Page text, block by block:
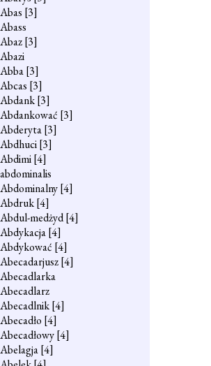
Abas [3]
Abass
Abaz[3]
Abazi
Abba[3]
Abcas [3]
Abdank[3]
Abdankować [3]
Abderyta[3]
Abdhuci[3]
Abdimi[4]
abdominalis
Abdominalny[4]
Abdruk[4]
Abdul-medżyd[4]
Abdykacja[4]
Abdykować [4]
Abecadarjusz[4]
Abecadlarka
Abecadlarz
Abecadlnik[4]
Abecadło [4]
Abecadłowy[4]
Abelagja[4]